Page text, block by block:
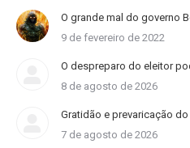
O grande mal do governo
9 de fevereiro de 2022
O despreparo do eleitor
8 de agosto de 2026
Gratidão e prevaricação
7 de agosto de 2026